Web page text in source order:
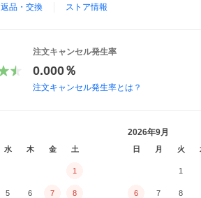
返品・交換 ストア情報
注文キャンセル発生率
0.000％
注文キャンセル発生率とは？
水 木 金 土
1
5 6 7 8
2026年9月
日 月 火
1
6 7 8